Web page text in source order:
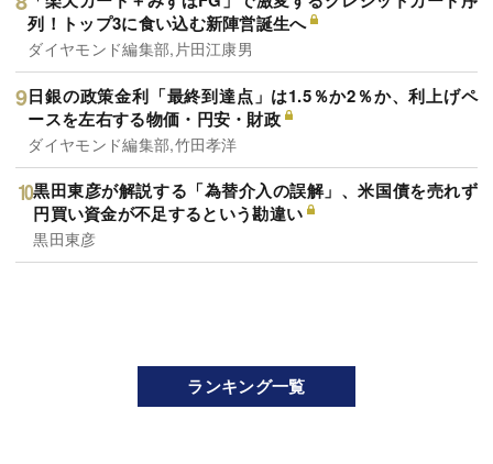
列！トップ3に食い込む新陣営誕生へ
ダイヤモンド編集部,片田江康男
日銀の政策金利「最終到達点」は1.5％か2％か、利上げペ
ースを左右する物価・円安・財政
ダイヤモンド編集部,竹田孝洋
黒田東彦が解説する「為替介入の誤解」、米国債を売れず
円買い資金が不足するという勘違い
黒田東彦
ランキング一覧